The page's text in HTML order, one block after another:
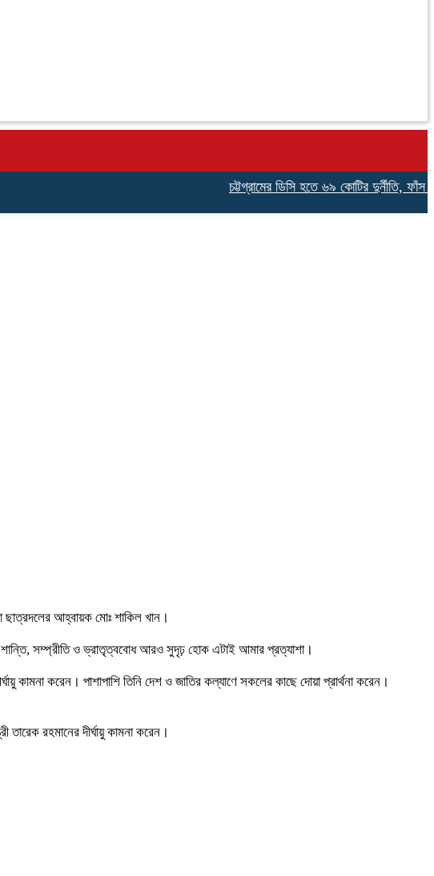
চট্টগ্রামের ডিসি হতে ৬৯ কোটির দুর্নীতি, ফাঁস
আহ্বায়ক মোঃ শাকিল খান।
শান্তি, সম্প্রীতি ও ভ্রাতৃত্ববোধ আরও সুদৃঢ় হোক এটাই আমার প্রত্যাশা।
করেন। পাশাপাশি তিনি দেশ ও জাতির কল্যাণে সকলের কাছে দোয়া প্রার্থনা করেন।
তারেক রহমানের দীর্ঘায়ু কামনা করেন।